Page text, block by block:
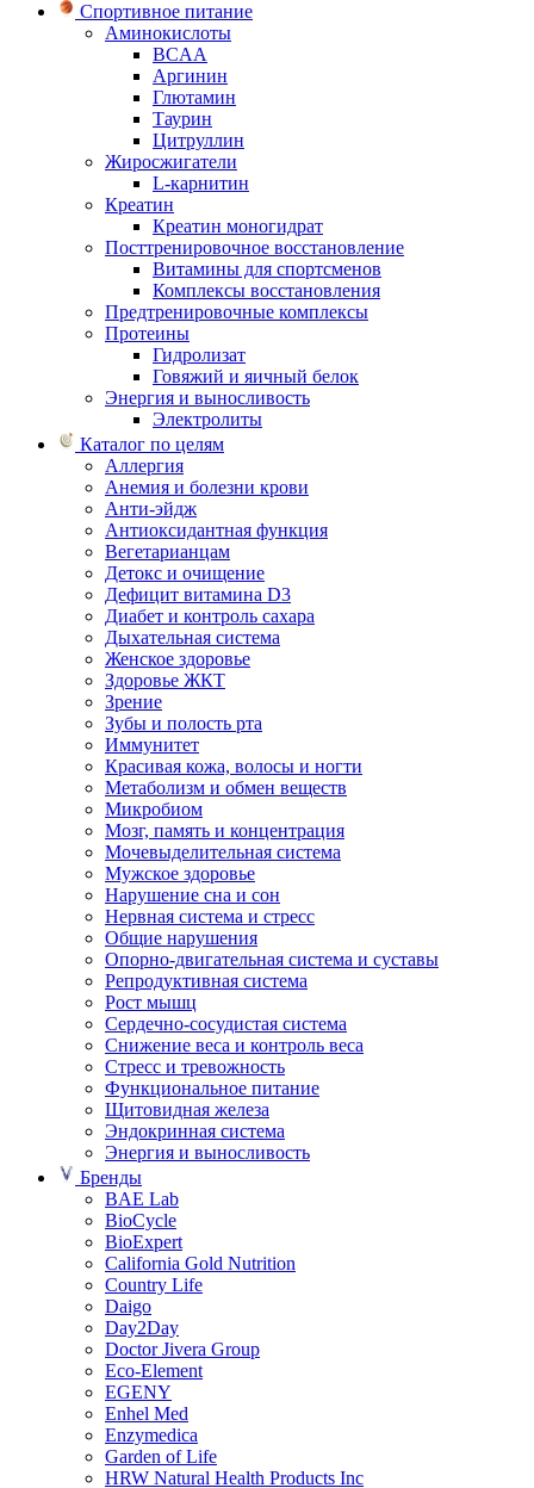
Спортивное питание
Аминокислоты
BCAA
Аргинин
Глютамин
Таурин
Цитруллин
Жиросжигатели
L-карнитин
Креатин
Креатин моногидрат
Посттренировочное восстановление
Витамины для спортсменов
Комплексы восстановления
Предтренировочные комплексы
Протеины
Гидролизат
Говяжий и яичный белок
Энергия и выносливость
Электролиты
Каталог по целям
Аллергия
Анемия и болезни крови
Анти-эйдж
Антиоксидантная функция
Вегетарианцам
Детокс и очищение
Дефицит витамина D3
Диабет и контроль сахара
Дыхательная система
Женское здоровье
Здоровье ЖКТ
Зрение
Зубы и полость рта
Иммунитет
Красивая кожа, волосы и ногти
Метаболизм и обмен веществ
Микробиом
Мозг, память и концентрация
Мочевыделительная система
Мужское здоровье
Нарушение сна и сон
Нервная система и стресс
Общие нарушения
Опорно-двигательная система и суставы
Репродуктивная система
Рост мышц
Сердечно-сосудистая система
Снижение веса и контроль веса
Стресс и тревожность
Функциональное питание
Щитовидная железа
Эндокринная система
Энергия и выносливость
Бренды
BAE Lab
BioCycle
BioExpert
California Gold Nutrition
Country Life
Daigo
Day2Day
Doctor Jivera Group
Eco-Element
EGENY
Enhel Med
Enzymedica
Garden of Life
HRW Natural Health Products Inc